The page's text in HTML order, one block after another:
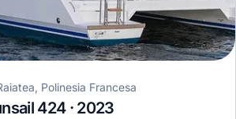
Polinesia Francesa
424 · 2023